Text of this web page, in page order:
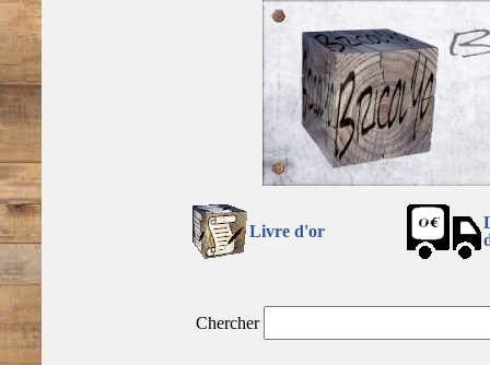
Livre d'or
Chercher